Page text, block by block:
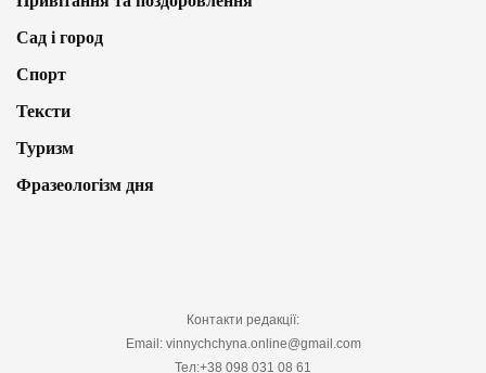
Сад і город
Спорт
Тексти
Туризм
Фразеологізм дня
Контакти редакції:
Email: vinnychchyna.online@gmail.com
Тел:+38 098 031 08 61